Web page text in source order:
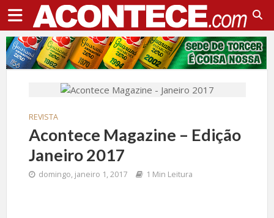
REVISTA
Acontece Magazine – Edição
Janeiro 2017
domingo, janeiro 1, 2017 1 Min Leitura